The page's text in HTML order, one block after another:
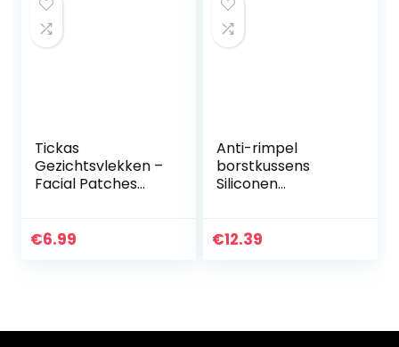
Tickas
Gezichtsvlekken –
Facial Patches
Voorhoofd Rimpel
€6.99
Anti-rimpel
borstkussens
Siliconen
aging borstlift T-
€12.39